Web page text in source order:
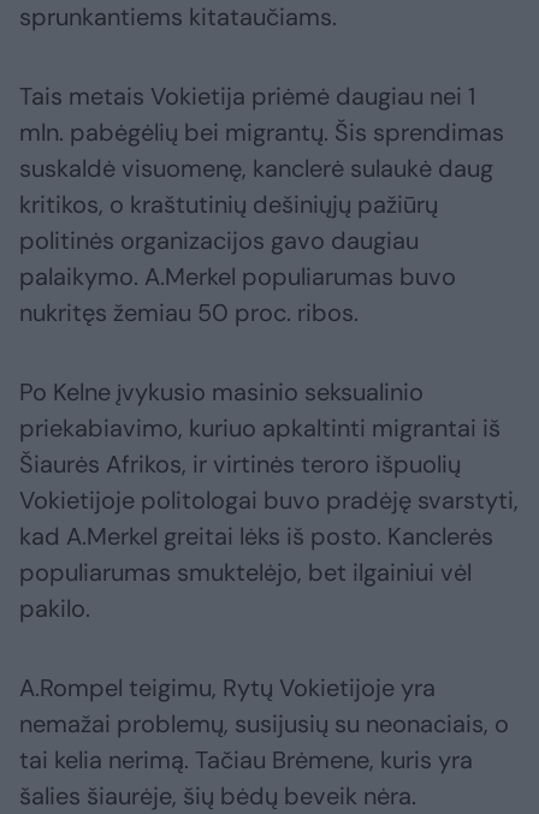
sprunkantiems kitataučiams.
Tais metais Vokietija priėmė daugiau nei 1
mln. pabėgėlių bei migrantų. Šis sprendimas
suskaldė visuomenę, kanclerė sulaukė daug
kritikos, o kraštutinių dešiniųjų pažiūrų
politinės organizacijos gavo daugiau
palaikymo. A.Merkel populiarumas buvo
nukritęs žemiau 50 proc. ribos.
Po Kelne įvykusio masinio seksualinio
priekabiavimo, kuriuo apkaltinti migrantai iš
Šiaurės Afrikos, ir virtinės teroro išpuolių
Vokietijoje politologai buvo pradėję svarstyti,
kad A.Merkel greitai lėks iš posto. Kanclerės
populiarumas smuktelėjo, bet ilgainiui vėl
pakilo.
A.Rompel teigimu, Rytų Vokietijoje yra
nemažai problemų, susijusių su neonaciais, o
tai kelia nerimą. Tačiau Brėmene, kuris yra
šalies šiaurėje, šių bėdų beveik nėra.